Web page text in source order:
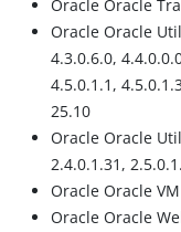
Oracle Oracle
Oracle Oracle
4.3.0.6.0,
4.5.0.1.1,
25.10
Oracle Oracle
2.4.0.1.31,
Oracle Oracle
Oracle Oracle